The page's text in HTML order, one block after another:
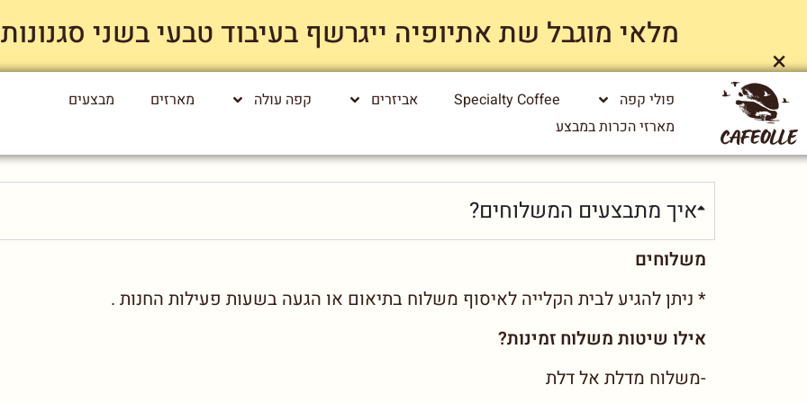
מלאי מוגבל שת אתיופיה ייגרשף בעיבוד טבעי בשני סגנונות קלייה
×
פולי קפה Specialty Coffee אביזרים קפה עולה מארזים
מבצעים
מארזי הכרות במבצע
איך מתבצעים המשלוחים?
משלוחים
* ניתן להגיע לבית הקלייה לאיסוף משלוח בתיאום או הגעה בשעות פעילות החנות .
אילו שיטות משלוח זמינות?
-משלוח מדלת אל דלת